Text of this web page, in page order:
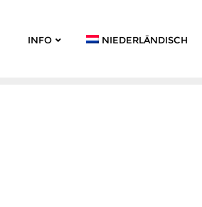
INFO NIEDERLÄNDISCH